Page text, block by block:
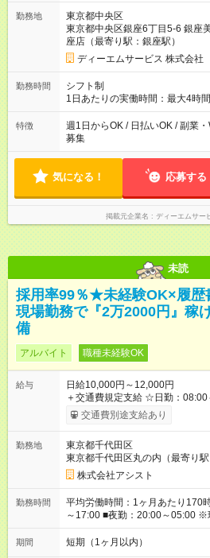
と… 1日で14,000円稼げちゃう♪ ※要：事前のシフト相談 -----
≪ 法定研修 ≫ 合計24，520円
『お弁当』支給も
勤務地
東京都中央区
東京都中央区銀座6丁目5-6 銀座
座店（最寄り駅：銀座駅）
ディーエムサービス 株式会社
勤務時間
シフト制
1日あたりの実働時間：最大4時
00～19：00 ※両シフトと
特徴
週1日からOK / 日払いOK / 副業
募集
気になる！ 応募する
掲載元企業名 ディーエムサー
未読
採用率99％★未経験OK×履
現場勤務で『2万2000円』稼
備
アルバイト 職種未経験OK
給与
日給10,000円～12,000円
＋交通費規定支給 ☆日勤：08:00～17:00／日給1万円 ★夜勤：
20:00～05:00／日給1万2000円 -:+:-:+:-:+:-:+:-:+:- 日勤＋夜勤で 1
日『2万2000円』も稼げる！ -:+:-:+:-:+:-:+:-
べる！ 日払いは、当日に『現金全額』
別途支給 ■日給全額保障あり ┗予定時間より早く終わっても日給
は満額支給！ ■資格手当あり ┗施設警備2
試用期間なし
交通費別途支給あり
勤務地
東京都千代田区
東京都千代田区丸の内（最寄り駅
株式会社アシスト
勤務時間
平均労働時間：1ヶ月あたり170
～17:00 ■夜勤：20:00～05:00 ※
く終われば1現場4～8時間勤務もあり ☆週3～勤務OK
が早く終わっても日給全額保証
期間 短期（1ヶ月以内）